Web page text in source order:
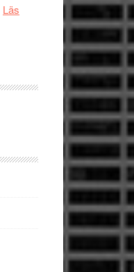
spännande
Chan
storform
Läs